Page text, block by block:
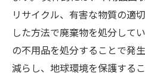
リサイクル、有害な物質の適
した方法で廃棄物を処分して
の不用品を処分することで発
減らし、地球環境を保護する